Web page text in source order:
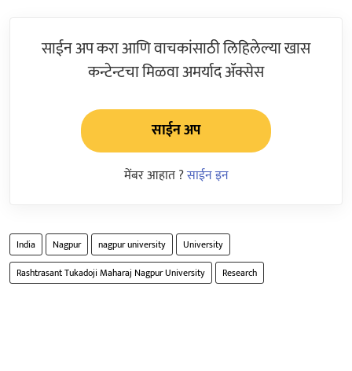
साईन अप करा आणि वाचकांसाठी लिहिलेल्या खास
कन्टेन्टचा मिळवा अमर्याद ॲक्सेस
साईन अप
मेंबर आहात ?साईन इन
India Nagpur nagpur university
University
Rashtrasant Tukadoji Maharaj Nagpur University
Research